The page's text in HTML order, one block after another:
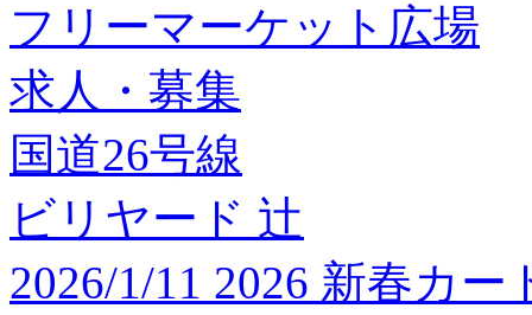
フリーマーケット広場
求人・募集
国道26号線
ビリヤード 辻
2026/1/11 2026 新春カ